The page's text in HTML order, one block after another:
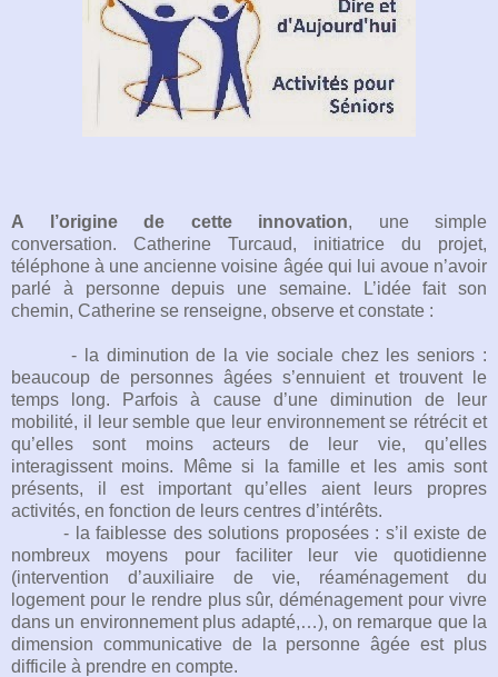
A l’origine de cette innovation, une simple
conversation. Catherine Turcaud, initiatrice du projet,
téléphone à une ancienne voisine âgée qui lui avoue n’avoir
parlé à personne depuis une semaine. L’idée fait son
chemin, Catherine se renseigne, observe et constate :
- la diminution de la vie sociale chez les seniors :
beaucoup de personnes âgées s’ennuient et trouvent le
temps long. Parfois à cause d’une diminution de leur
mobilité, il leur semble que leur environnement se rétrécit et
qu’elles sont moins acteurs de leur vie, qu’elles
interagissent moins. Même si la famille et les amis sont
présents, il est important qu’elles aient leurs propres
activités, en fonction de leurs centres d’intérêts.
- la faiblesse des solutions proposées : s’il existe de
nombreux moyens pour faciliter leur vie quotidienne
(intervention d’auxiliaire de vie, réaménagement du
logement pour le rendre plus sûr, déménagement pour vivre
dans un environnement plus adapté,…), on remarque que la
dimension communicative de la personne âgée est plus
difficile à prendre en compte.